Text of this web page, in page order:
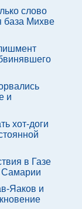
слово
база Михве
и
хот-доги
в Газе
Самарии
Яаков и